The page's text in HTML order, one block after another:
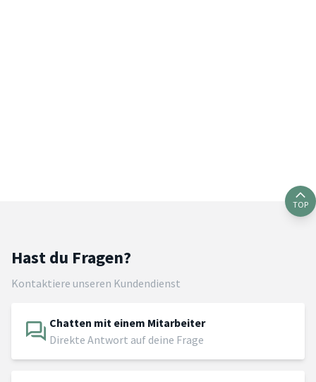
TOP
Hast du Fragen?
Kontaktiere unseren Kundendienst
Chatten mit einem Mitarbeiter
Direkte Antwort auf deine Frage